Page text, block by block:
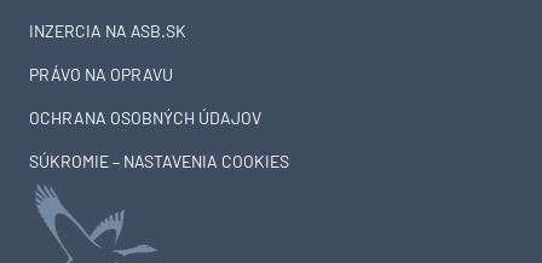
INZERCIA NA ASB.SK
PRÁVO NA OPRAVU
OCHRANA OSOBNÝCH ÚDAJOV
SÚKROMIE – NASTAVENIA COOKIES